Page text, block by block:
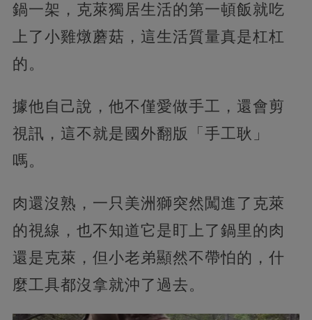
鍋一架，克萊獨居生活的第一頓飯就吃
上了小雞燉蘑菇，這生活質量真是杠杠
的。
據他自己說，他不僅愛做手工，還會剪
視訊，這不就是國外翻版「手工耿」
嗎。
肉還沒熟，一只美洲獅突然闖進了克萊
的視線，也不知道它是盯上了鍋里的肉
還是克萊，但小老弟顯然不帶怕的，什
麼工具都沒拿就沖了過去。